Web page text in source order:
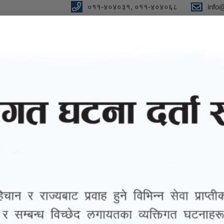
०११-४०४०३१, ०११-४०४०६८
Strong Campaign"